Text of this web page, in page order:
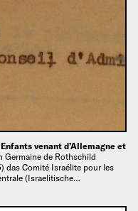
venant d’Allemagne et
Germaine de Rothschild
das Comité Israélite pour les
(Israelitische…